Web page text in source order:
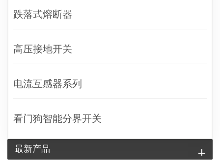
跌落式熔断器
高压接地开关
电流互感器系列
看门狗智能分界开关
最新产品